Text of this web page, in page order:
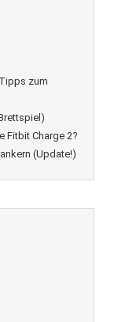
zum
Fitbit Charge 2?
(Update!)